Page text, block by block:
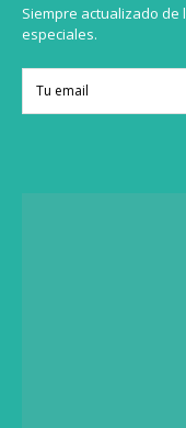
Siempre actualizado
especiales.